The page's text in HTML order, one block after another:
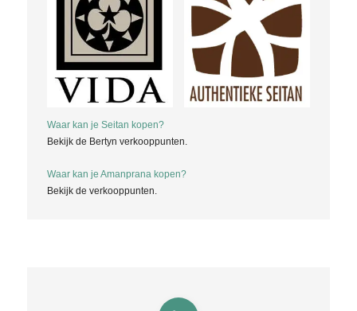
Waar kan je Seitan kopen?
Bekijk de Bertyn verkooppunten.
Waar kan je Amanprana kopen?
Bekijk de verkooppunten.